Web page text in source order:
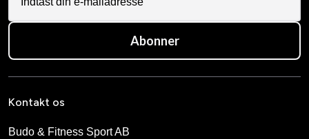
Abonner
Kontakt os
Budo & Fitness Sport AB